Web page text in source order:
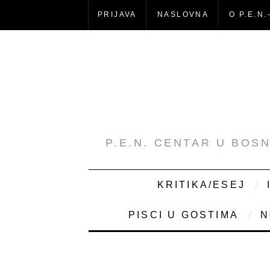
PRIJAVA NASLOVNA O
P.E.N. CENTAR U
KRITIKA/ESEJ
PISCI U GOSTIMA